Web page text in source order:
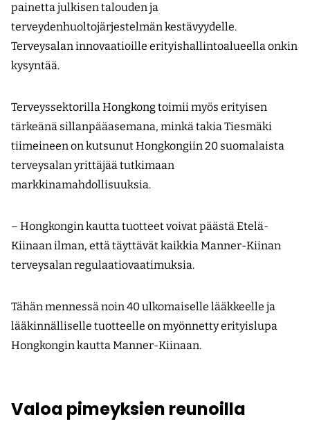
painetta julkisen talouden ja
terveydenhuoltojärjestelmän kestävyydelle.
Terveysalan innovaatioille erityishallintoalueella onkin
kysyntää.
Terveyssektorilla Hongkong toimii myös erityisen
tärkeänä sillanpääasemana, minkä takia Tiesmäki
tiimeineen on kutsunut Hongkongiin 20 suomalaista
terveysalan yrittäjää tutkimaan
markkinamahdollisuuksia.
– Hongkongin kautta tuotteet voivat päästä Etelä-
Kiinaan ilman, että täyttävät kaikkia Manner-Kiinan
terveysalan regulaatiovaatimuksia.
Tähän mennessä noin 40 ulkomaiselle lääkkeelle ja
lääkinnälliselle tuotteelle on myönnetty erityislupa
Hongkongin kautta Manner-Kiinaan.
Valoa pimeyksien reunoilla